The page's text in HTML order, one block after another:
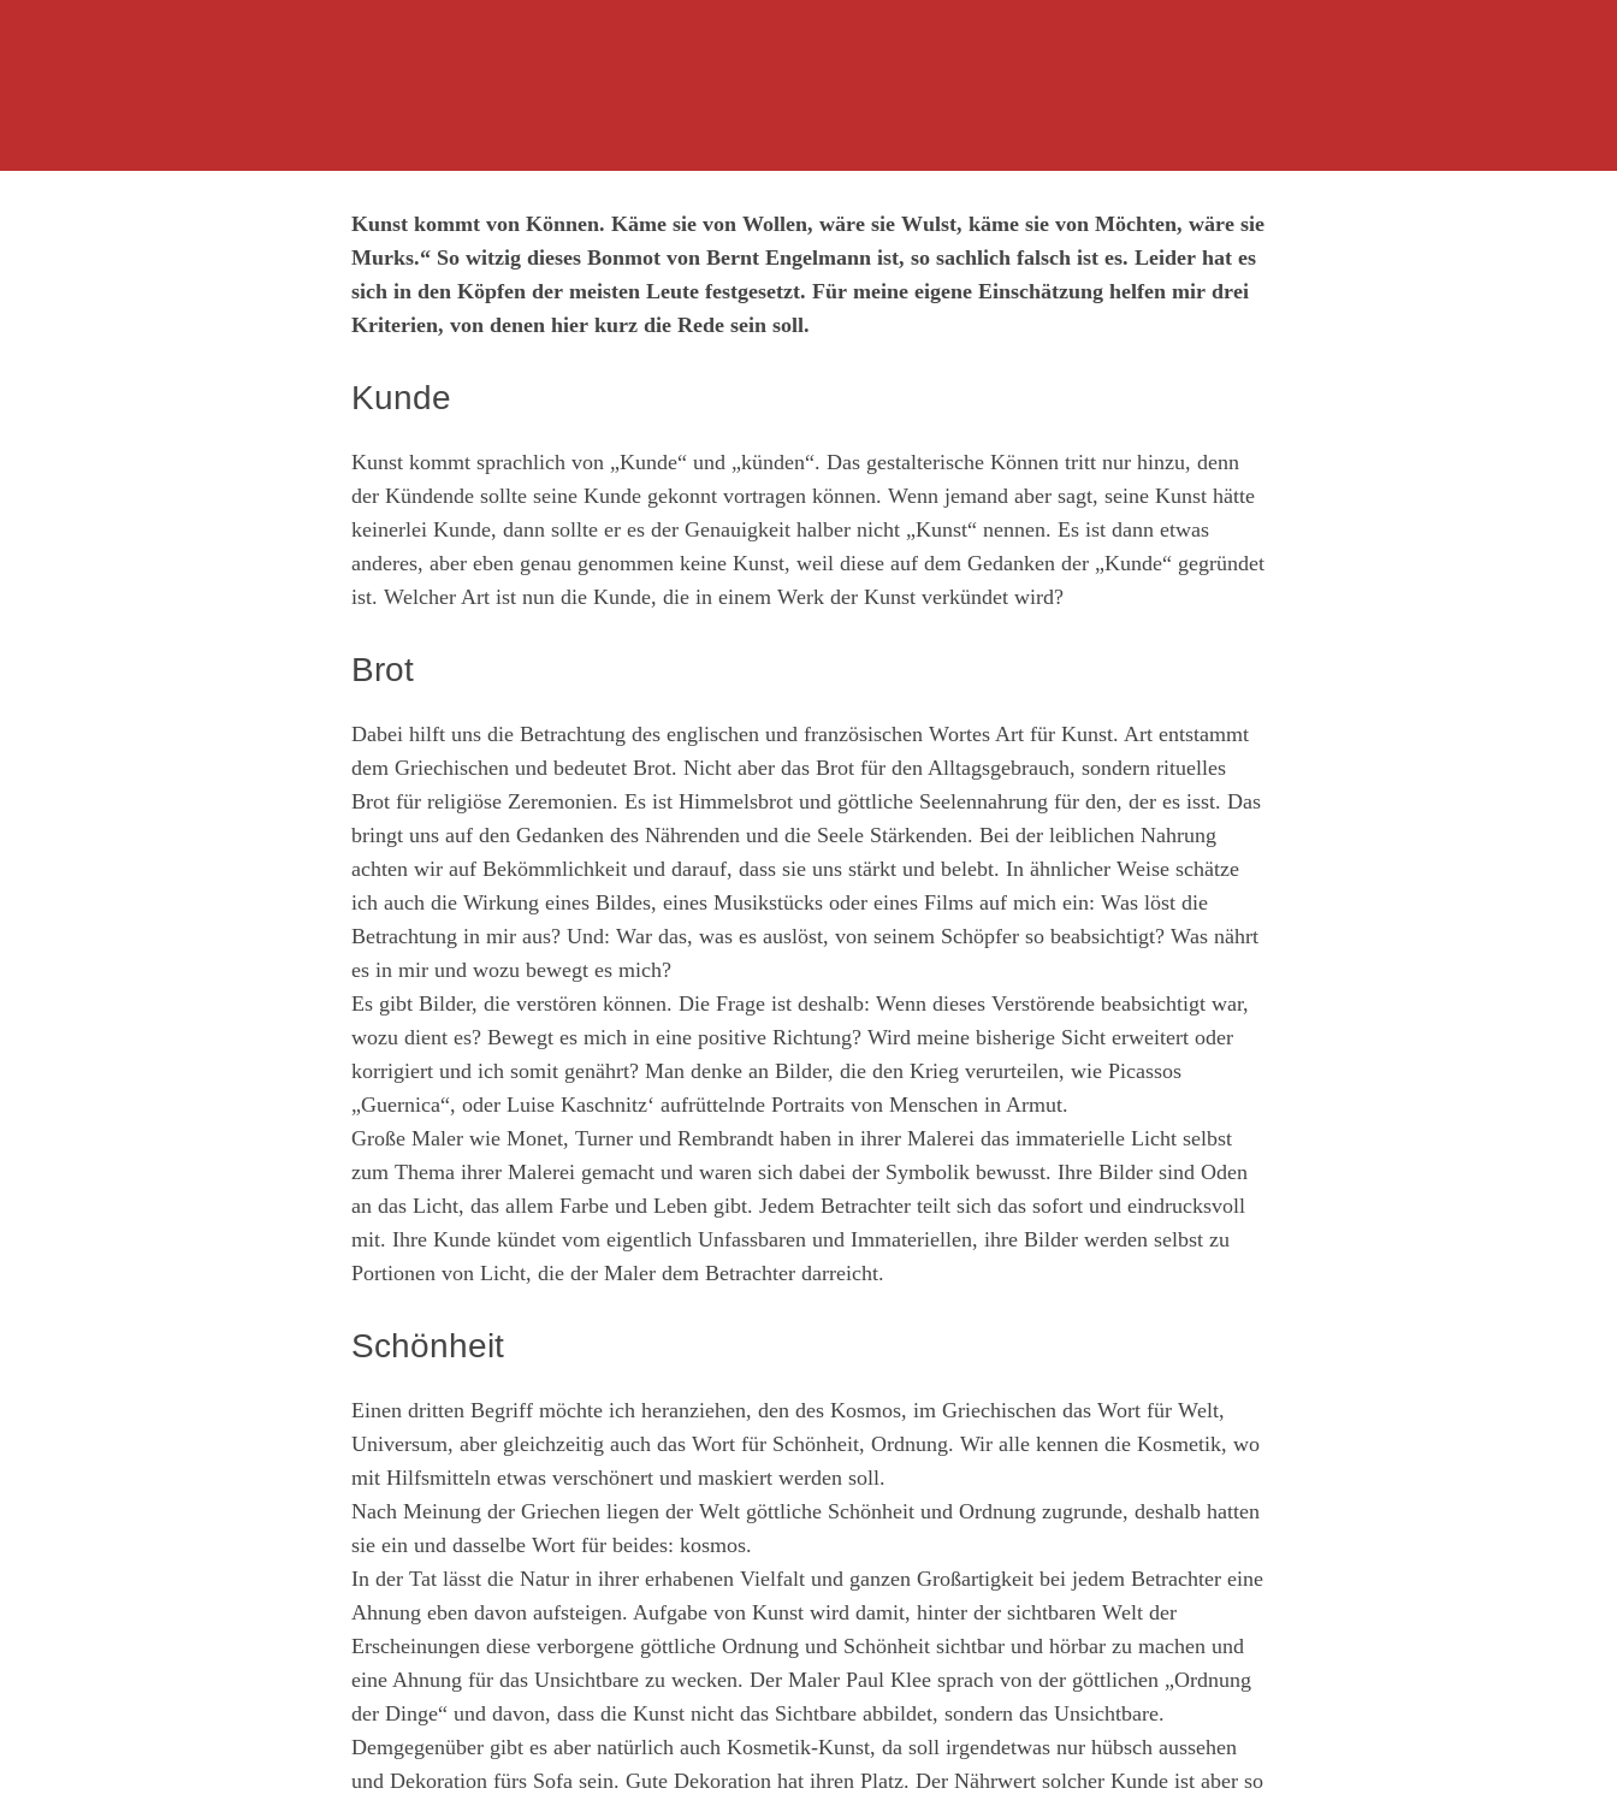
Kunst kommt von Können. Käme sie von Wollen, wäre sie Wulst, käme sie von Möchten, wäre sie
Murks.“ So witzig dieses Bonmot von Bernt Engelmann ist, so sachlich falsch ist es. Leider hat es
sich in den Köpfen der meisten Leute festgesetzt. Für meine eigene Einschätzung helfen mir drei
Kriterien, von denen hier kurz die Rede sein soll.
Kunde
Kunst kommt sprachlich von „Kunde“ und „künden“. Das gestalterische Können tritt nur hinzu, denn
der Kündende sollte seine Kunde gekonnt vortragen können. Wenn jemand aber sagt, seine Kunst hätte
keinerlei Kunde, dann sollte er es der Genauigkeit halber nicht „Kunst“ nennen. Es ist dann etwas
anderes, aber eben genau genommen keine Kunst, weil diese auf dem Gedanken der „Kunde“ gegründet
ist. Welcher Art ist nun die Kunde, die in einem Werk der Kunst verkündet wird?
Brot
Dabei hilft uns die Betrachtung des englischen und französischen Wortes Art für Kunst. Art entstammt
dem Griechischen und bedeutet Brot. Nicht aber das Brot für den Alltagsgebrauch, sondern rituelles
Brot für religiöse Zeremonien. Es ist Himmelsbrot und göttliche Seelennahrung für den, der es isst. Das
bringt uns auf den Gedanken des Nährenden und die Seele Stärkenden. Bei der leiblichen Nahrung
achten wir auf Bekömmlichkeit und darauf, dass sie uns stärkt und belebt. In ähnlicher Weise schätze
ich auch die Wirkung eines Bildes, eines Musikstücks oder eines Films auf mich ein: Was löst die
Betrachtung in mir aus? Und: War das, was es auslöst, von seinem Schöpfer so beabsichtigt? Was nährt
es in mir und wozu bewegt es mich?
Es gibt Bilder, die verstören können. Die Frage ist deshalb: Wenn dieses Verstörende beabsichtigt war,
wozu dient es? Bewegt es mich in eine positive Richtung? Wird meine bisherige Sicht erweitert oder
korrigiert und ich somit genährt? Man denke an Bilder, die den Krieg verurteilen, wie Picassos
„Guernica“, oder Luise Kaschnitz‘ aufrüttelnde Portraits von Menschen in Armut.
Große Maler wie Monet, Turner und Rembrandt haben in ihrer Malerei das immaterielle Licht selbst
zum Thema ihrer Malerei gemacht und waren sich dabei der Symbolik bewusst. Ihre Bilder sind Oden
an das Licht, das allem Farbe und Leben gibt. Jedem Betrachter teilt sich das sofort und eindrucksvoll
mit. Ihre Kunde kündet vom eigentlich Unfassbaren und Immateriellen, ihre Bilder werden selbst zu
Portionen von Licht, die der Maler dem Betrachter darreicht.
Schönheit
Einen dritten Begriff möchte ich heranziehen, den des Kosmos, im Griechischen das Wort für Welt,
Universum, aber gleichzeitig auch das Wort für Schönheit, Ordnung. Wir alle kennen die Kosmetik, wo
mit Hilfsmitteln etwas verschönert und maskiert werden soll.
Nach Meinung der Griechen liegen der Welt göttliche Schönheit und Ordnung zugrunde, deshalb hatten
sie ein und dasselbe Wort für beides: kosmos.
In der Tat lässt die Natur in ihrer erhabenen Vielfalt und ganzen Großartigkeit bei jedem Betrachter eine
Ahnung eben davon aufsteigen. Aufgabe von Kunst wird damit, hinter der sichtbaren Welt der
Erscheinungen diese verborgene göttliche Ordnung und Schönheit sichtbar und hörbar zu machen und
eine Ahnung für das Unsichtbare zu wecken. Der Maler Paul Klee sprach von der göttlichen „Ordnung
der Dinge“ und davon, dass die Kunst nicht das Sichtbare abbildet, sondern das Unsichtbare.
Demgegenüber gibt es aber natürlich auch Kosmetik-Kunst, da soll irgendetwas nur hübsch aussehen
und Dekoration fürs Sofa sein. Gute Dekoration hat ihren Platz. Der Nährwert solcher Kunde ist aber so